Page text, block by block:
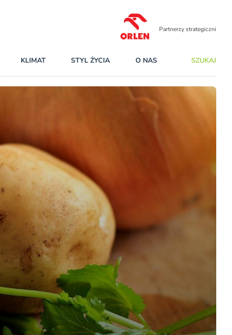
Partnerzy strategiczni
KLIMAT STYL ŻYCIA O NAS SZUKAJ